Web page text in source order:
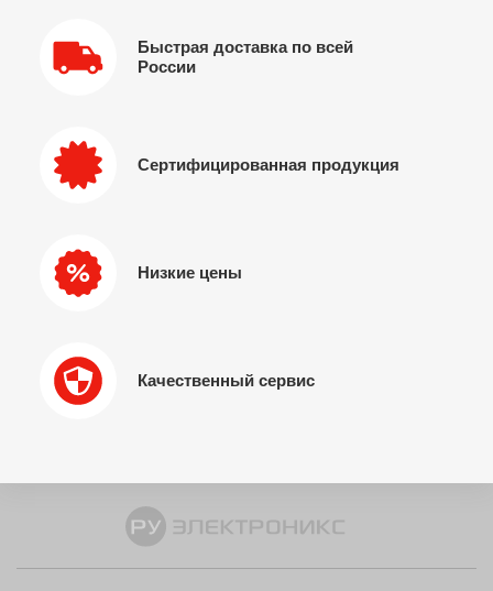
Быстрая доставка по всей
России
Сертифицированная продукция
Низкие цены
Качественный сервис